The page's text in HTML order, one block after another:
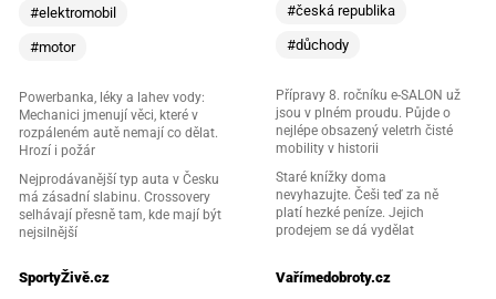
#elektromobil
#motor
Powerbanka, léky a lahev vody:
Mechanici jmenují věci, které v
rozpáleném autě nemají co dělat.
Hrozí i požár
Nejprodávanější typ auta v Česku
má zásadní slabinu. Crossovery
selhávají přesně tam, kde mají být
nejsilnější
#česká republika
#důchody
Přípravy 8. ročníku e-SALON už
jsou v plném proudu. Půjde o
nejlépe obsazený veletrh čisté
mobility v historii
Staré knížky doma
nevyhazujte. Češi teď za ně
platí hezké peníze. Jejich
prodejem se dá vydělat
SportyŽivě.cz
Vařímedobroty.cz